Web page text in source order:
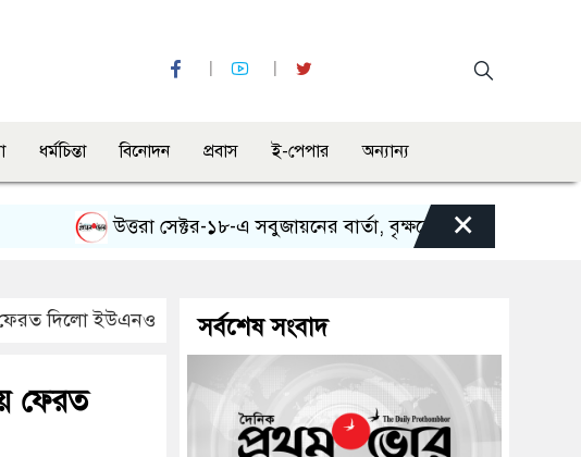
ধর্মচিন্তা বিনোদন প্রবাস ই-পেপার অন্যান্য
উত্তরা সেক্টর-১৮-এ সবুজায়নের বার্তা, বৃক্ষরোপণ অভিযান ও
×
ফেরত দিলো ইউএনও
ফেরত
সর্বশেষ সংবাদ